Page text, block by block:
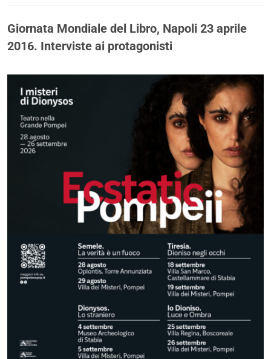
Giornata Mondiale del Libro, Napoli 23 aprile
2016. Interviste ai protagonisti